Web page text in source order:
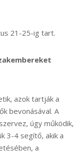
21-25-ig tart.
azok tartják a
bevonásával. A
úgy működik,
3-4 segítő, akik a
a